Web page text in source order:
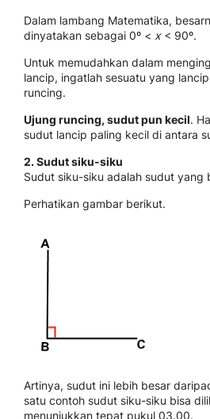
Dalam lambang Matematika,
dinyatakan sebagai 0º < x< 90º.
Untuk memudahkan dalam
lancip, ingatlah sesuatu yang
runcing.
Ujung runcing, sudut pun kecil.
sudut lancip paling kecil di antara
2. Sudut siku-siku
Sudut siku-siku adalah sudut yang
Perhatikan gambar berikut.
Artinya, sudut ini lebih besar
satu contoh sudut siku-siku bisa
menunjukkan tepat pukul 03.00.